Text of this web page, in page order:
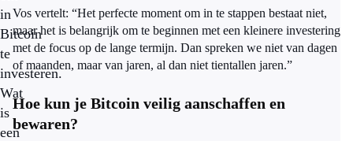
in
Bitcoin
te
investeren.
Wat
is
een
Vos vertelt: “Het perfecte moment om in te stappen bestaat niet,
maar het is belangrijk om te beginnen met een kleinere investering
met de focus op de lange termijn. Dan spreken we niet van dagen
of maanden, maar van jaren, al dan niet tientallen jaren.”
Hoe kun je Bitcoin veilig aanschaffen en
bewaren?